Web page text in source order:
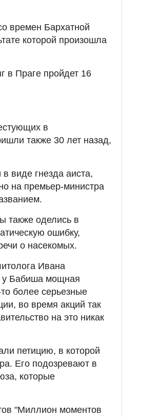
времен Бархатной
которой произошла
в Праге пройдет 16
в
также 30 лет назад,
виде гнезда аиста,
на премьер-министра
также оделись в
ошибку,
о насекомых.
Ивана
у Бабиша мощная
более серьезные
во время акций так
на это никак
петицию, в которой
Его подозревают в
которые
"Миллион моментов